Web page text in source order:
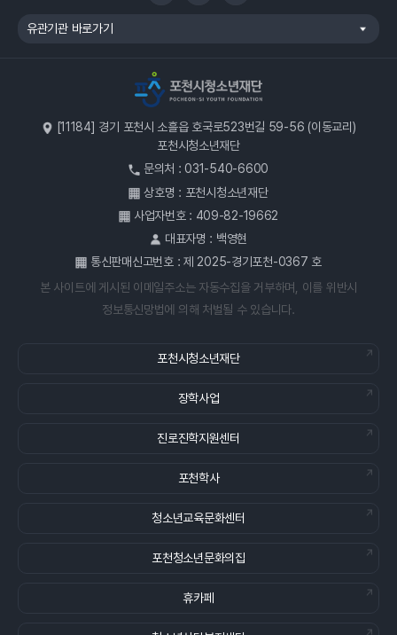
유관기관 바로가기
[11184] 경기 포천시 소흘읍 호국로523번길 59-56 (이동교리)
포천시청소년재단
문의처 : 031-540-6600
상호명 : 포천시청소년재단
사업자번호 : 409-82-19662
대표자명 : 백영현
통신판매신고번호 : 제 2025-경기포천-0367 호
본 사이트에 게시된 이메일주소는 자동수집을 거부하며, 이를 위반시
정보통신망법에 의해 처벌될 수 있습니다.
포천시청소년재단
장학사업
진로진학지원센터
포천학사
청소년교육문화센터
포천청소년문화의집
휴카페